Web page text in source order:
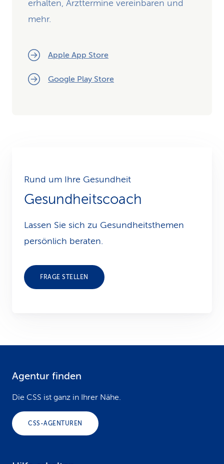
erhalten, Arzttermine vereinbaren und
mehr.
Apple App Store
Google Play Store
Rund um Ihre Gesundheit
Gesundheitscoach
Lassen Sie sich zu Gesundheits­themen
persönlich beraten.
FRAGE STELLEN
Agentur finden
Die CSS ist ganz in Ihrer Nähe.
CSS-AGENTUREN